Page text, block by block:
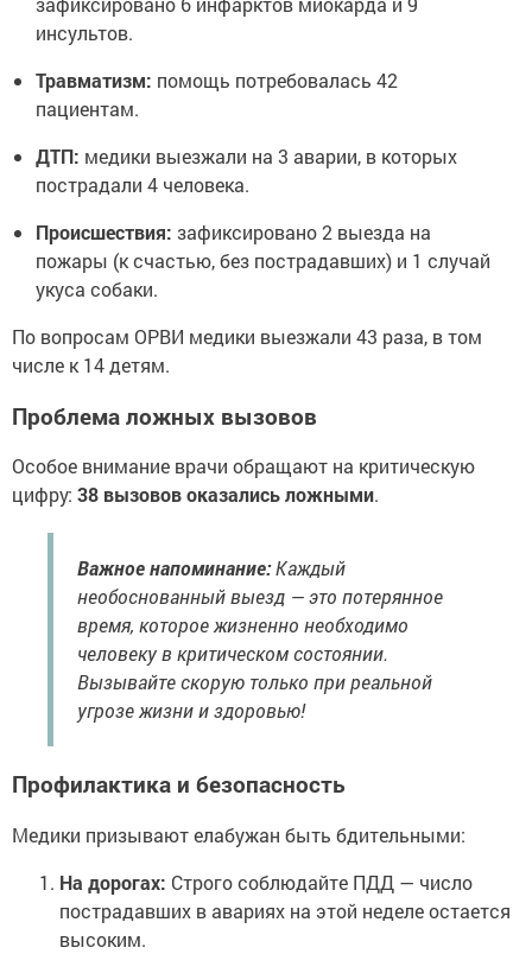
инсультов.
Травматизм: помощь потребовалась 42
пациентам.
ДТП: медики выезжали на 3 аварии, в которых
пострадали 4 человека.
Происшествия: зафиксировано 2 выезда на
пожары (к счастью, без пострадавших) и 1 случай
укуса собаки.
По вопросам ОРВИ медики выезжали 43 раза, в том
числе к 14 детям.
Проблема ложных вызовов
Особое внимание врачи обращают на критическую
цифру: 38 вызовов оказались ложными.
Важное напоминание:Каждый
необоснованный выезд — это потерянное
время, которое жизненно необходимо
человеку в критическом состоянии.
Вызывайте скорую только при реальной
угрозе жизни и здоровью!
Профилактика и безопасность
Медики призывают елабужан быть бдительными:
На дорогах: Строго соблюдайте ПДД — число
пострадавших в авариях на этой неделе остается
высоким.